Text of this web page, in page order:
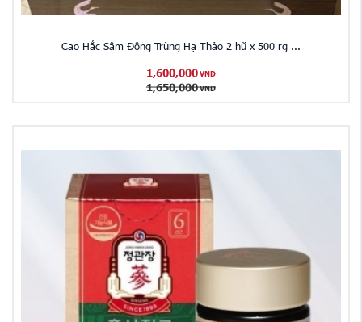
Cao Hắc Sâm Đông Trùng Hạ Thảo 2 hũ x 500 rg ...
1,600,000 VND
1,650,000 VND